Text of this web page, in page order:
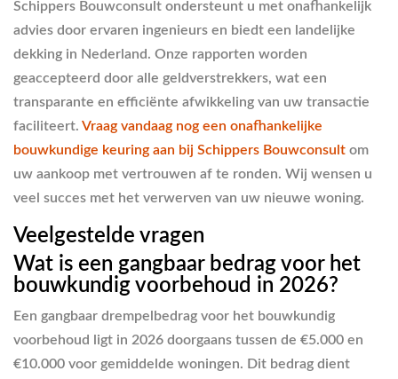
Schippers Bouwconsult ondersteunt u met onafhankelijk
advies door ervaren ingenieurs en biedt een landelijke
dekking in Nederland. Onze rapporten worden
geaccepteerd door alle geldverstrekkers, wat een
transparante en efficiënte afwikkeling van uw transactie
faciliteert. Vraag vandaag nog een onafhankelijke
bouwkundige keuring aan bij Schippers Bouwconsult om
uw aankoop met vertrouwen af te ronden. Wij wensen u
veel succes met het verwerven van uw nieuwe woning.
Veelgestelde vragen
Wat is een gangbaar bedrag voor het
bouwkundig voorbehoud in 2026?
Een gangbaar drempelbedrag voor het bouwkundig
voorbehoud ligt in 2026 doorgaans tussen de €5.000 en
€10.000 voor gemiddelde woningen. Dit bedrag dient